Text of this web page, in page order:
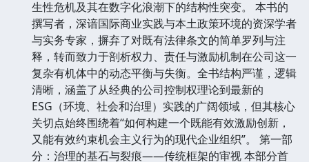
生性危机及其在数字化浪潮下的结构性突变。 本书的
撰写者，深谙国际商业实践与本土政策环境的资深学者
与实务专家，摒弃了对既有法律条文的简单罗列与注
释，转而致力于剖析权力、责任与激励机制在公司这一
复杂有机体中的动态平衡与失衡。全书结构严谨，逻辑
清晰，涵盖了从经典的公司控制权理论到最新的
ESG（环境、社会和治理）实践的广阔领域，但其核心
关切点始终围绕着“如何构建一个既能有效激励创新，
又能有效约束机会主义行为的现代企业组织”。 第一部
分：治理的基石与裂痕——传统框架的审视 本部分首